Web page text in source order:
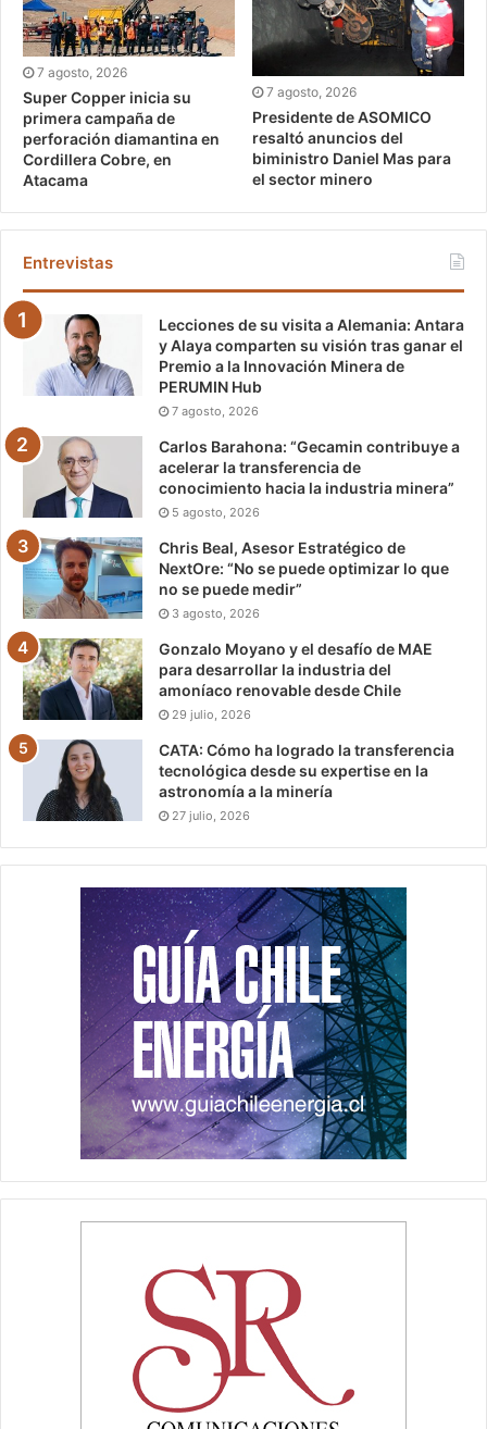
7 agosto, 2026
Super Copper inicia su
primera campaña de
perforación diamantina en
Cordillera Cobre, en
Atacama
7 agosto, 2026
Presidente de ASOMICO
resaltó anuncios del
biministro Daniel Mas para
el sector minero
Entrevistas
Lecciones de su visita a Alemania: Antara
y Alaya comparten su visión tras ganar el
Premio a la Innovación Minera de
PERUMIN Hub
7 agosto, 2026
Carlos Barahona: “Gecamin contribuye a
acelerar la transferencia de
conocimiento hacia la industria minera”
5 agosto, 2026
Chris Beal, Asesor Estratégico de
NextOre: “No se puede optimizar lo que
no se puede medir”
3 agosto, 2026
Gonzalo Moyano y el desafío de MAE
para desarrollar la industria del
amoníaco renovable desde Chile
29 julio, 2026
CATA: Cómo ha logrado la transferencia
tecnológica desde su expertise en la
astronomía a la minería
27 julio, 2026